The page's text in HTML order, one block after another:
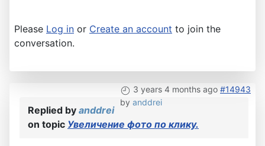
Please Log in or Create an account to join the
conversation.
3 years 4 months ago #14943
by anddrei
Replied by anddrei
on topic Увеличение фото по клику.